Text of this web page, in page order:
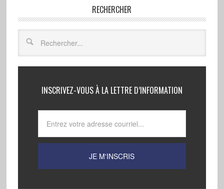
RECHERCHER
INSCRIVEZ-VOUS À LA LETTRE D’INFORMATION